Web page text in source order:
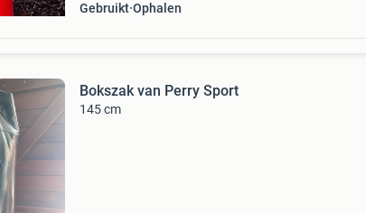
Gebruikt Ophalen
Bokszak van Perry Sport
145 cm